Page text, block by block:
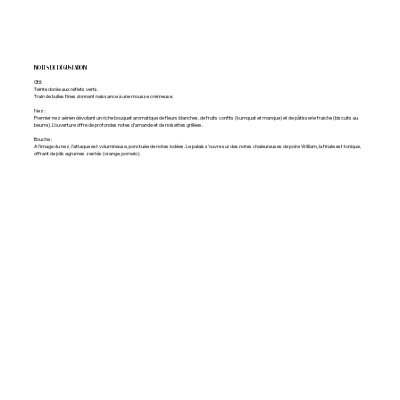
NOTES DE DÉGUSTATION
Œil:
Teinte dorée aux reflets verts.
Train de bulles fines donnant naissance à une mousse crémeuse.
Nez :
Premier nez aérien dévoilant un riche bouquet aromatique de fleurs blanches, de fruits confits (kumquat et manque) et de pâtisserie fraiche (biscuits au
beurre). L’ouverture offre de profondes notes d’amande et de noisettes grillées.
Bouche :
A l’image du nez, l’attaque est volumineuse, ponctuée de notes iodées. Le palais s’ouvre sur des notes chaleureuses de poire William, la finale est tonique,
offrant de jolis agrumes zestés (orange, pomelo).